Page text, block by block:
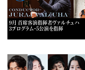
9月 首席客演指揮者ヴァルチュハ
3プログラム・5公演を指揮